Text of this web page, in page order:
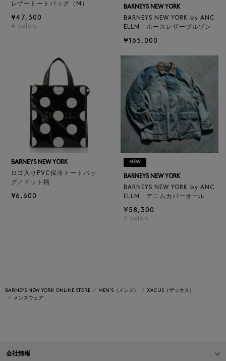
レザートートバッグ（M）
¥47,300
4 colors
BARNEYS NEW YORK
BARNEYS NEW YORK by ANC
ELLM ホースレザーブルゾン
¥165,000
BARNEYS NEW YORK
ロゴ入りPVC保冷トートバッ
グ／ドット柄
¥6,600
NEW
BARNEYS NEW YORK
BARNEYS NEW YORK by ANC
ELLM デニムカバーオール
¥58,300
2 colors
BARNEYS NEW YORK ONLINE STORE MEN'S（メンズ）
XACUS（ザッカス）
メンズウェア
会社情報